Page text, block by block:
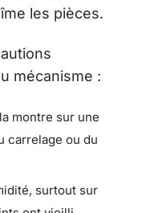
les pièces.
mécanisme :
montre sur une
carrelage ou du
surtout sur